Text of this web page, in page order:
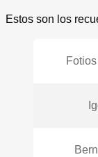
Estos son los